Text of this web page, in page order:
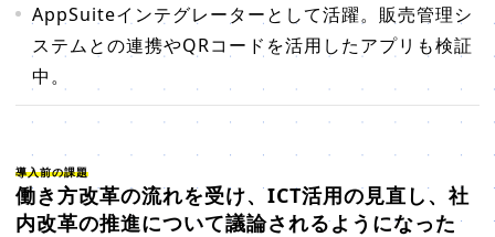
AppSuiteインテグレーターとして活躍。販売管理シ
ステムとの連携やQRコードを活用したアプリも検証
中。
導入前の課題
働き方改革の流れを受け、ICT活用の見直し、社
内改革の推進について議論されるようになった